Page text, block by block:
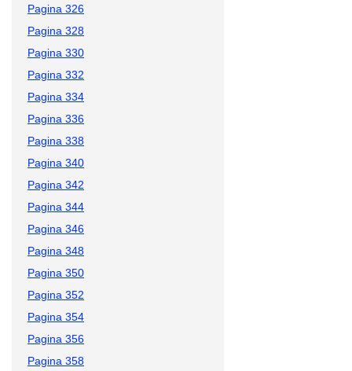
Pagina 326
Pagina 328
Pagina 330
Pagina 332
Pagina 334
Pagina 336
Pagina 338
Pagina 340
Pagina 342
Pagina 344
Pagina 346
Pagina 348
Pagina 350
Pagina 352
Pagina 354
Pagina 356
Pagina 358